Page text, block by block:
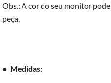
Obs.: A cor do seu monitor
peça.
● Medidas: